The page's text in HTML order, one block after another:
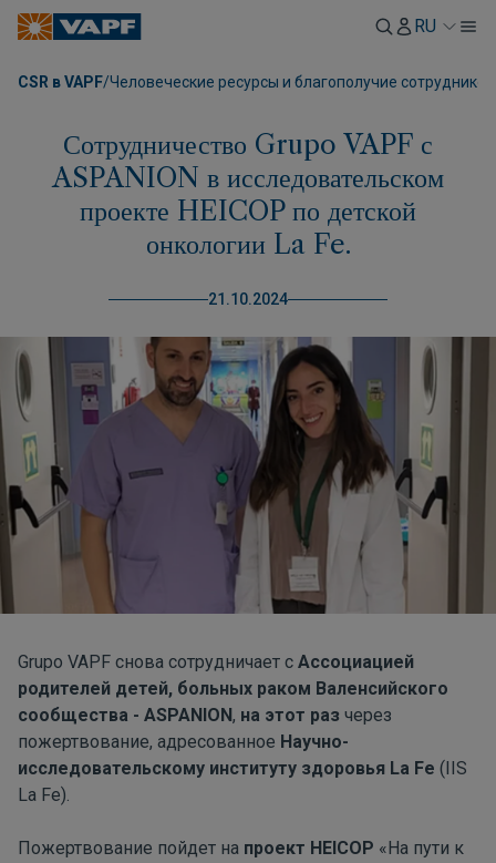
RU
CSR в VAPF/Человеческие ресурсы и благополучие сотрудников
Сотрудничество Grupo VAPF с
ASPANION в исследовательском
проекте HEICOP по детской
онкологии La Fe.
21.10.2024
Grupo VAPF снова сотрудничает с Ассоциацией
родителей детей, больных раком Валенсийского
сообщества - ASPANION, на этот раз через
пожертвование, адресованное Научно-
исследовательскому институту здоровья La Fe (IIS
La Fe).
Пожертвование пойдет на проект HEICOP «На пути к